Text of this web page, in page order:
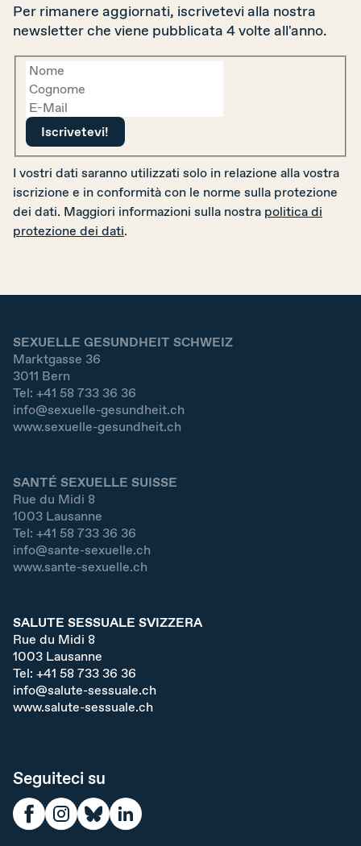
DE FR IT
Per rimanere aggiornati, iscrivetevi alla nostra
newsletter che viene pubblicata 4 volte all'anno.
I vostri dati saranno utilizzati solo in relazione alla vostra
iscrizione e in conformità con le norme sulla protezione
dei dati. Maggiori informazioni sulla nostra politica di
protezione dei dati.
SEXUELLE GESUNDHEIT SCHWEIZ
Marktgasse 36
3011 Bern
Tel: +41 58 733 36 36
info@sexuelle-gesundheit.ch
www.sexuelle-gesundheit.ch
SANTÉ SEXUELLE SUISSE
Rue du Midi 8
1003 Lausanne
Tel: +41 58 733 36 36
info@sante-sexuelle.ch
www.sante-sexuelle.ch
SALUTE SESSUALE SVIZZERA
Rue du Midi 8
1003 Lausanne
Tel: +41 58 733 36 36
info@salute-sessuale.ch
www.salute-sessuale.ch
Seguiteci su